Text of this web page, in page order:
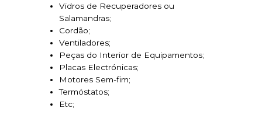
Vidros de Recuperadores ou
Salamandras;
Cordão;
Ventiladores;
Peças do Interior de Equipamentos;
Placas Electrónicas;
Motores Sem-fim;
Termóstatos;
Etc;